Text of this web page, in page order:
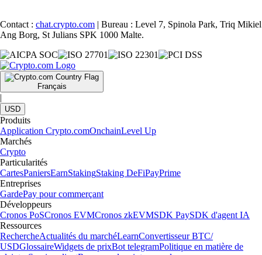
Contact : chat.crypto.com | Bureau : Level 7, Spinola Park, Triq Mikiel
Ang Borg, St Julians SPK 1000 Malte.
Français
|
USD
Produits
Application Crypto.comOnchainLevel Up
Marchés
Crypto
Particularités
CartesPaniersEarnStakingStaking DeFiPayPrime
Entreprises
GardePay pour commerçant
Développeurs
Cronos PoSCronos EVMCronos zkEVMSDK PaySDK d'agent IA
Ressources
RechercheActualités du marchéLearnConvertisseur BTC/
USDGlossaireWidgets de prixBot telegramPolitique en matière de